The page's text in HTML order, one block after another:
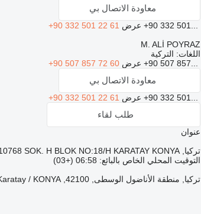
معاودة الاتصال بي
+90 332 501... عرض +90 332 501 22 61
M. ALİ POYRAZ
اللغات: التركية
+90 507 857... عرض +90 507 857 72 60
معاودة الاتصال بي
+90 332 501... عرض +90 332 501 22 61
طلب لقاء
عنوان
تركيا, KONYA, FEVZİ ÇAKMAK MAH. 10768 SOK. H BLOK NO:18/H KARATAY KONYA
التوقيت المحلي الخاص بالبائع: 06:58 (+03)
تركيا, منطقة الأناضول الوسطى, 42100, KONYA/KARATAY, Fevziçakmak Mah., 10768 Sokak, H Blok, No: 18 Karatay / KONYA/